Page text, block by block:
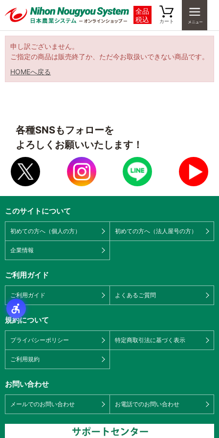
全品
税込
カート
申し訳ございません。
ご指定の商品は販売終了か、ただ今お取扱いできない商品です。
HOMEへ戻る
各種SNSもフォローを
よろしくお願いいたします！
このサイトについて
初めての方へ（個人の方） 初めての方へ（法人屋号の方）
企業情報
ご利用ガイド
ご利用ガイド よくあるご質問
規約について
プライバシーポリシー 特定商取引法に基づく表示
ご利用規約
お問い合わせ
メールでのお問い合わせ お電話でのお問い合わせ